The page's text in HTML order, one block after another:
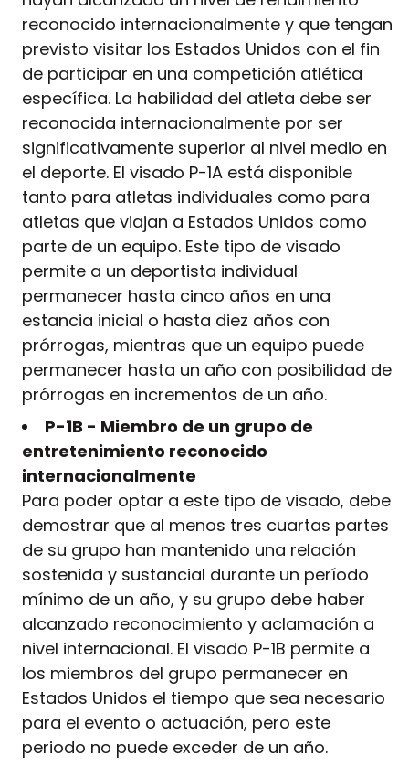
reconocido internacionalmente y que tengan
previsto visitar los Estados Unidos con el fin
de participar en una competición atlética
específica. La habilidad del atleta debe ser
reconocida internacionalmente por ser
significativamente superior al nivel medio en
el deporte. El visado P-1A está disponible
tanto para atletas individuales como para
atletas que viajan a Estados Unidos como
parte de un equipo. Este tipo de visado
permite a un deportista individual
permanecer hasta cinco años en una
estancia inicial o hasta diez años con
prórrogas, mientras que un equipo puede
permanecer hasta un año con posibilidad de
prórrogas en incrementos de un año.
P-1B - Miembro de un grupo de
entretenimiento reconocido
internacionalmente
Para poder optar a este tipo de visado, debe
demostrar que al menos tres cuartas partes
de su grupo han mantenido una relación
sostenida y sustancial durante un período
mínimo de un año, y su grupo debe haber
alcanzado reconocimiento y aclamación a
nivel internacional. El visado P-1B permite a
los miembros del grupo permanecer en
Estados Unidos el tiempo que sea necesario
para el evento o actuación, pero este
periodo no puede exceder de un año.